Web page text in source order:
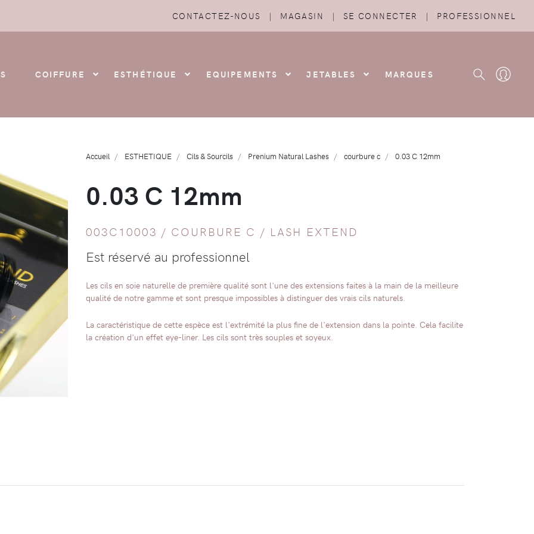
CONTACTEZ-NOUS | MAGASIN | SE CONNECTER | PROFESSIONNEL
COIFFURE ESTHÉTIQUE EQUIPEMENTS JETABLES MARQUES
Accueil ESTHETIQUE Cils & Sourcils Prenium Natural Lashes courbure c 0.03 C 12mm
0.03 C 12mm
003C10003 / COURBURE C / LASH EXTEND
Est réservé au professionnel
Les cils en soie naturelle de première qualité sont l'une des extensions faites à la main de la meilleure
qualité de notre gamme et sont presque impossibles à distinguer des vrais cils naturels.
La caractéristique de cette espèce est l'extrémité la plus fine de l'extension dans la pointe. Cela facilite
la création d'un effet eye-liner. Les cils sont très souples et soyeux.